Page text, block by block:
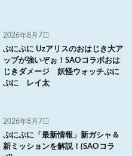
2026年8月7日
ぷにぷに Uzアリスのおはじき大ア
ップが強いぞぉ！SAOコラボおは
じきダメージ 妖怪ウォッチぷに
ぷに レイ太
2026年8月7日
ぷにぷに「最新情報」新ガシャ＆
新ミッションを解説！(SAOコラ